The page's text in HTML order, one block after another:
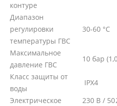
контуре
Диапазон
регулировки
температуры ГВС
30-60 °C
Максимальное
давление ГВС
10 бар
Класс защиты от
воды
IPX4
Электрическое
230 В / 50